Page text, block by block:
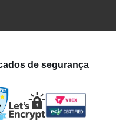
de segurança